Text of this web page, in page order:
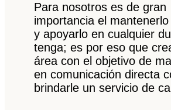
Para nosotros es de gran
importancia el
y apoyarlo en cualquier
tenga; es por eso que
área con el objetivo de
en comunicación directa
brindarle un servicio de